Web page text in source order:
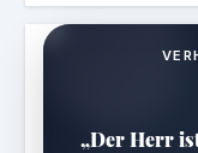
„Der Herr